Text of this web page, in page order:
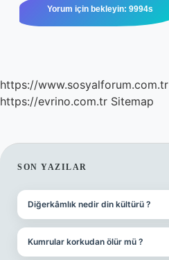
https://www.sosyalforum.com.tr
https://evrino.com.tr Sitemap
SIDEBAR
SON YAZILAR
Diğerkâmlık nedir din kültürü ?
Kumrular korkudan ölür mü ?